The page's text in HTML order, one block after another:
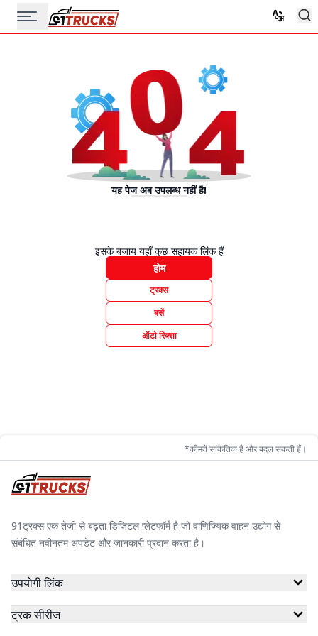
यह पेज अब उपलब्ध नहीं है!
इसके बजाय यहाँ कुछ सहायक लिंक हैं
होम
ट्रक्स
बसें
ऑटो रिक्शा
*कीमतें सांकेतिक हैं और बदल सकती हैं।
91ट्रक्स एक तेजी से बढ़ता डिजिटल प्लेटफॉर्म है जो वाणिज्यिक वाहन उद्योग से
संबंधित नवीनतम अपडेट और जानकारी प्रदान करता है।
उपयोगी लिंक
ट्रक सीरीज